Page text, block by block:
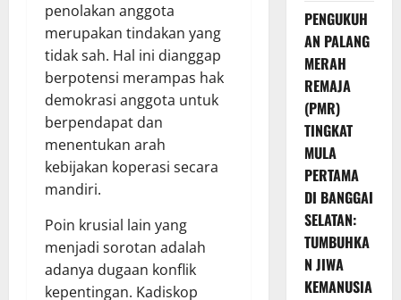
penolakan anggota
merupakan tindakan yang
tidak sah. Hal ini dianggap
berpotensi merampas hak
demokrasi anggota untuk
berpendapat dan
menentukan arah
kebijakan koperasi secara
mandiri.
Poin krusial lain yang
menjadi sorotan adalah
adanya dugaan konflik
kepentingan. Kadiskop
PENGUKUH
AN PALANG
MERAH
REMAJA
(PMR)
TINGKAT
MULA
PERTAMA
DI BANGGAI
SELATAN:
TUMBUHKA
N JIWA
KEMANUSIA